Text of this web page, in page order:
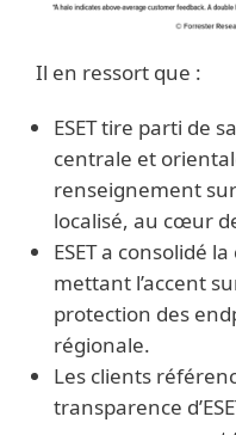
Il en ressort que :
ESET tire parti de
centrale et
renseignement
localisé, au cœur
ESET a consolidé
mettant l’accent
protection des
régionale.
Les clients
transparence